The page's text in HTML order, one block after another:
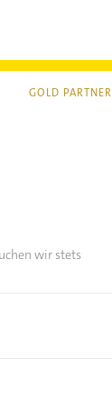
GOLD PARTNER
wir stets